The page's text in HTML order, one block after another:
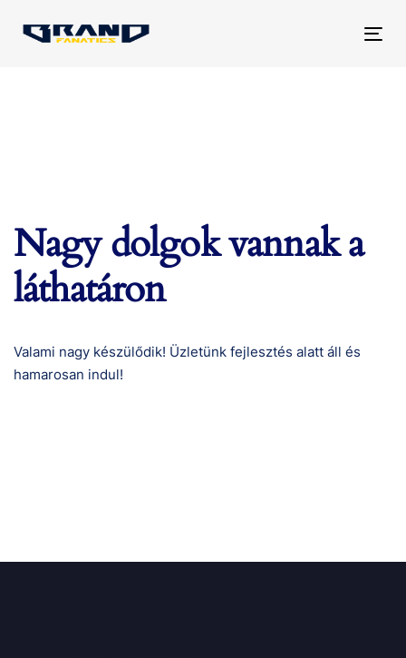
Nagy dolgok vannak a
láthatáron
Valami nagy készülődik! Üzletünk fejlesztés alatt áll és
hamarosan indul!